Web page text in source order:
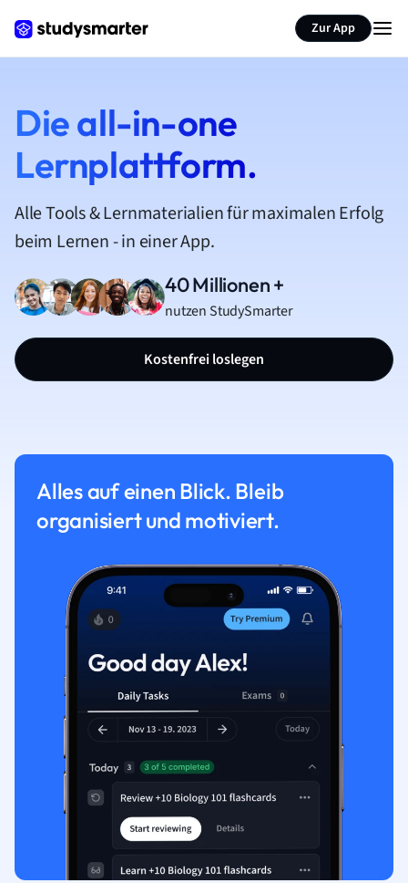
Zur App
Die all-in-one
Lernplattform.
Alle Tools & Lernmaterialien für maximalen Erfolg
beim Lernen - in einer App.
40 Millionen +
nutzen StudySmarter
Kostenfrei loslegen
Alles auf einen Blick. Bleib
organisiert und motiviert.